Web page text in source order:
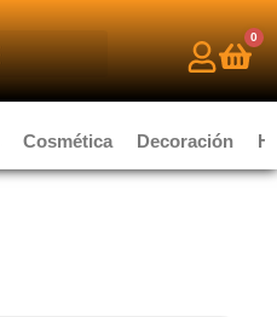
0
Cosmética Decoración